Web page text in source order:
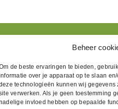
Beheer
de beste ervaringen te bieden,
over je apparaat op te slaan
technologieën kunnen wij
verwerken. Als je geen toestemming
invloed hebben op bepaalde
Openingstijden
gesloten
09:30 t/m 17:00
09:30 t/m 17:00
09:30 t/m 17:00